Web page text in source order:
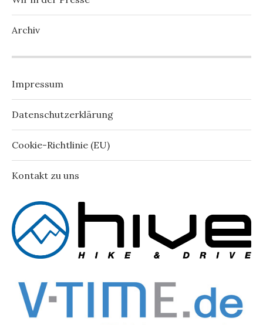
Archiv
Impressum
Datenschutzerklärung
Cookie-Richtlinie (EU)
Kontakt zu uns